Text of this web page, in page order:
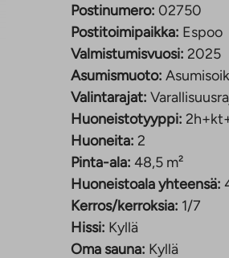
Postinumero: 02750
Postitoimipaikka: Espoo
Valmistumisvuosi: 2025
Asumismuoto:
Valintarajat:
Huoneistotyyppi:
Huoneita: 2
Pinta-ala: 48,5 m²
Huoneistoala yhteensä:
Kerros/kerroksia: 1/7
Hissi: Kyllä
Oma sauna: Kyllä